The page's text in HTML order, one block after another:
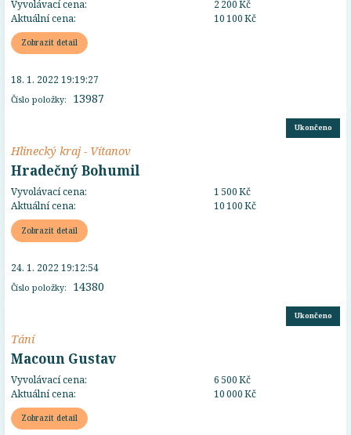
Vyvolávací cena:
2 200 Kč
Aktuální cena:
10 100 Kč
Zobrazit detail
Číslo položky: 13987
18. 1. 2022 19:19:27
Ukončeno
Hlinecký kraj - Vítanov
Hradečný Bohumil
Vyvolávací cena:
1 500 Kč
Aktuální cena:
10 100 Kč
Zobrazit detail
Číslo položky: 14380
24. 1. 2022 19:12:54
Ukončeno
Tání
Macoun Gustav
Vyvolávací cena:
6 500 Kč
Aktuální cena:
10 000 Kč
Zobrazit detail